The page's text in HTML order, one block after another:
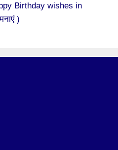
Birthday wishes in
)